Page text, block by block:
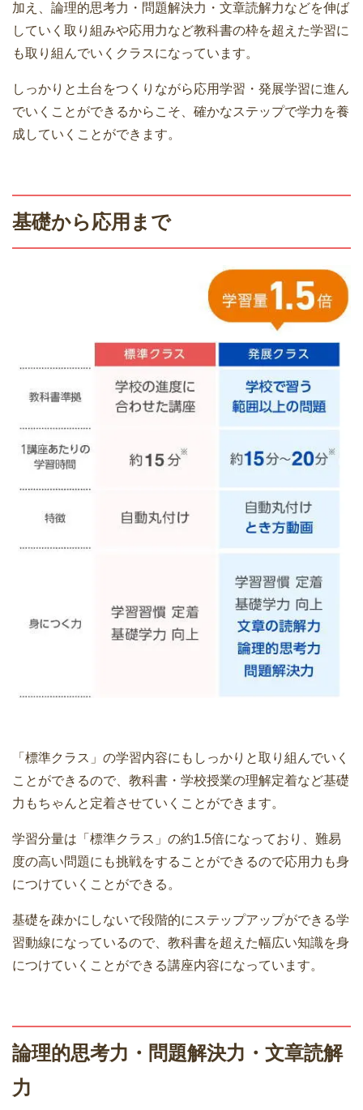
加え、論理的思考力・問題解決力・文章読解力などを伸ば
していく取り組みや応用力など教科書の枠を超えた学習に
も取り組んでいくクラスになっています。
しっかりと土台をつくりながら応用学習・発展学習に進ん
でいくことができるからこそ、確かなステップで学力を養
成していくことができます。
基礎から応用まで
「標準クラス」の学習内容にもしっかりと取り組んでいく
ことができるので、教科書・学校授業の理解定着など基礎
力もちゃんと定着させていくことができます。
学習分量は「標準クラス」の約1.5倍になっており、難易
度の高い問題にも挑戦をすることができるので応用力も身
につけていくことができる。
基礎を疎かにしないで段階的にステップアップができる学
習動線になっているので、教科書を超えた幅広い知識を身
につけていくことができる講座内容になっています。
論理的思考力・問題解決力・文章読解
力